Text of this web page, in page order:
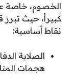
الخصوم، خاصة
كبيراً، حيث
نقاط أساسية:
الصلابة
هجمات